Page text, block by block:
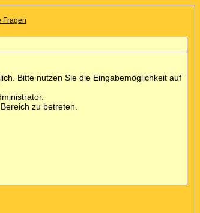
Bitte nutzen Sie die Eingabemöglichkeit auf
zu betreten.